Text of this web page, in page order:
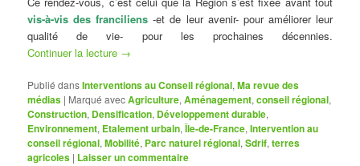
vis-à-vis des franciliens -et de leur avenir- pour améliorer leur
qualité de vie- pour les prochaines décennies.
Continuer la lecture →
Publié dansInterventions au Conseil régional,Ma revue des
médias | Marqué avecAgriculture,Aménagement,conseil régional,
Construction, Densification, Développement durable,
Environnement, Etalement urbain,Île-de-France,Intervention au
conseil régional,Mobilité, Parc naturel régional,Sdrif,terres
agricoles | Laisser un commentaire